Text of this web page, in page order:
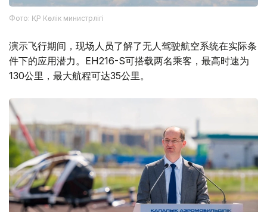
Фото: ҚР Көлік министрлігі
演示飞行期间，现场人员了解了无人驾驶航空系统在实际条
件下的应用潜力。EH216-S可搭载两名乘客，最高时速为
130公里，最大航程可达35公里。